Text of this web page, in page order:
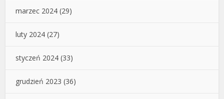
marzec 2024 (29)
luty 2024 (27)
styczeń 2024 (33)
grudzień 2023 (36)